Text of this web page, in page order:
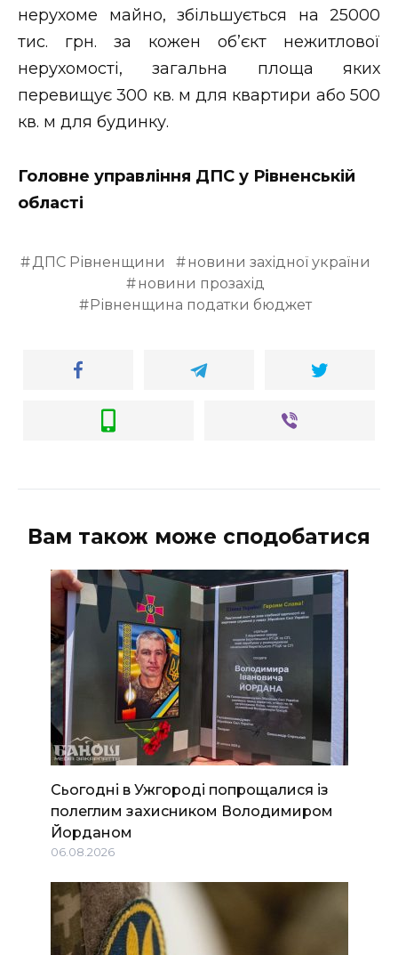
нерухоме майно, збільшується на 25000
тис. грн. за кожен об’єкт нежитлової
нерухомості, загальна площа яких
перевищує 300 кв. м для квартири або 500
кв. м для будинку.
Головне управління ДПС у Рівненській
області
ДПС Рівненщини
новини західної україни
новини прозахід
Рівненщина податки бюджет
Вам також може сподобатися
Сьогодні в Ужгороді попрощалися із
полеглим захисником Володимиром
Йорданом
06.08.2026